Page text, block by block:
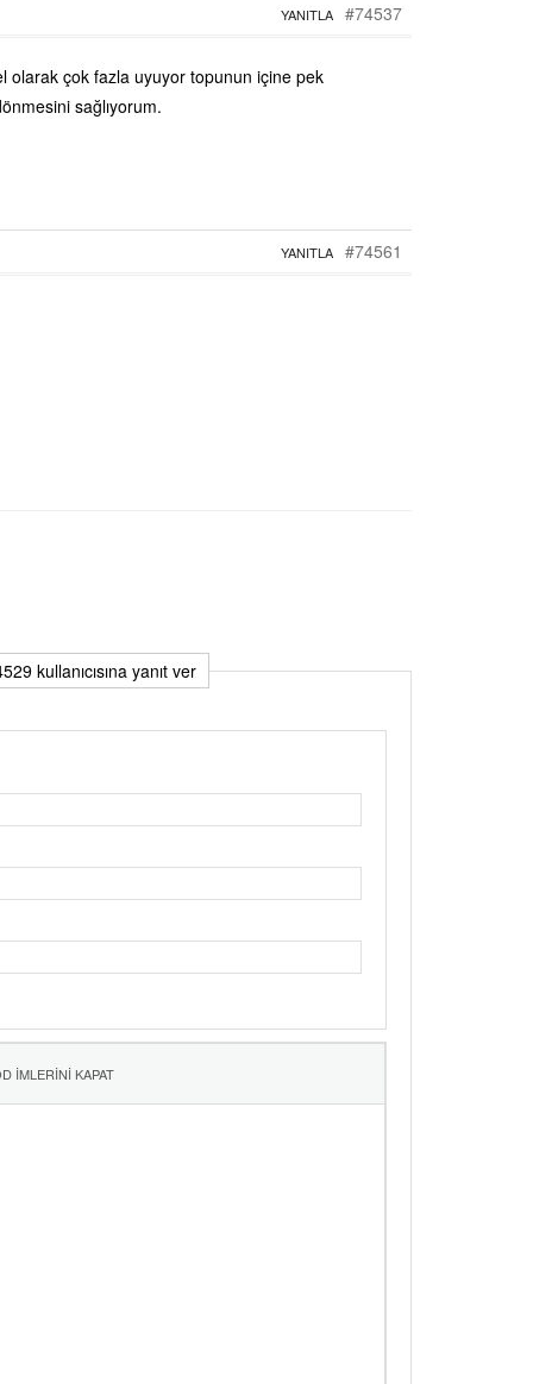
#74537
YANITLA
olarak çok fazla uyuyor topunun içine pek
sağlıyorum.
#74561
YANITLA
kullanıcısına yanıt ver